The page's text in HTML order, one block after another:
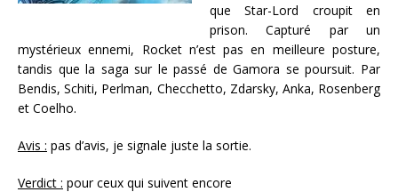
que Star-Lord croupit en
prison. Capturé par un
mystérieux ennemi, Rocket n’est pas en meilleure posture,
tandis que la saga sur le passé de Gamora se poursuit. Par
Bendis, Schiti, Perlman, Checchetto, Zdarsky, Anka, Rosenberg
et Coelho.
Avis : pas d’avis, je signale juste la sortie.
Verdict : pour ceux qui suivent encore